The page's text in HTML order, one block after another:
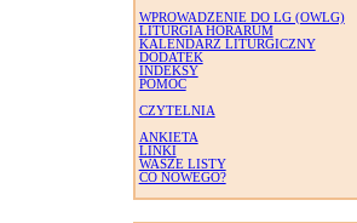
WPROWADZENIE DO LG (OWLG)
LITURGIA HORARUM
KALENDARZ LITURGICZNY
DODATEK
INDEKSY
POMOC
CZYTELNIA
ANKIETA
LINKI
WASZE LISTY
CO NOWEGO?